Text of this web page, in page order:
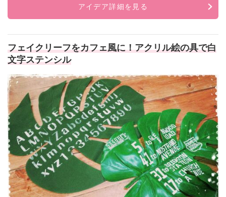
アイデア詳細を見る
フェイクリーフをカフェ風に！アクリル絵の具で白
文字ステンシル